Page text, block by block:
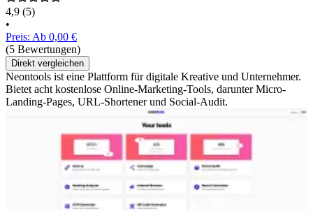
4,9 (5)
•
Preis: Ab 0,00 €
(5 Bewertungen)
Direkt vergleichen
Neontools ist eine Plattform für digitale Kreative und Unternehmer.
Bietet acht kostenlose Online-Marketing-Tools, darunter Micro-
Landing-Pages, URL-Shortener und Social-Audit.